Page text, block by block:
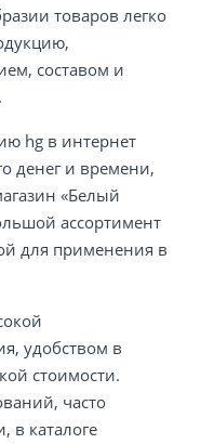
товаров легко
составом и
hg в интернет
денег и времени,
«Белый
ассортимент
для применения в
удобством в
стоимости.
часто
в каталоге